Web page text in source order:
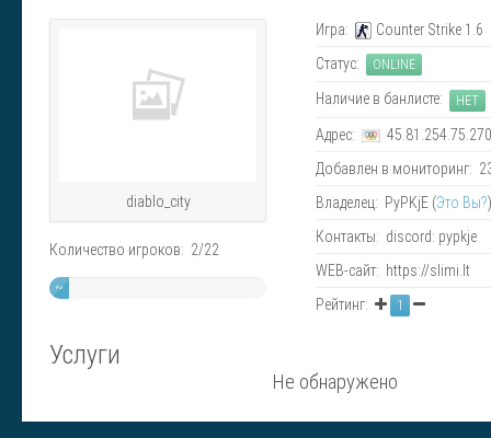
diablo_city
Количество игроков: 2/22
~
Игра:
Counter Strike 1.6
Статус:
ONLINE
Наличие в банлисте: НЕТ
Адрес:
Добавлен в мониторинг:
Владелец: PyPKjE (Это Вы?
Контакты: discord: pypkje
WEB-сайт: https://slimi.lt
Рейтинг:
1
Услуги
Не обнаружено